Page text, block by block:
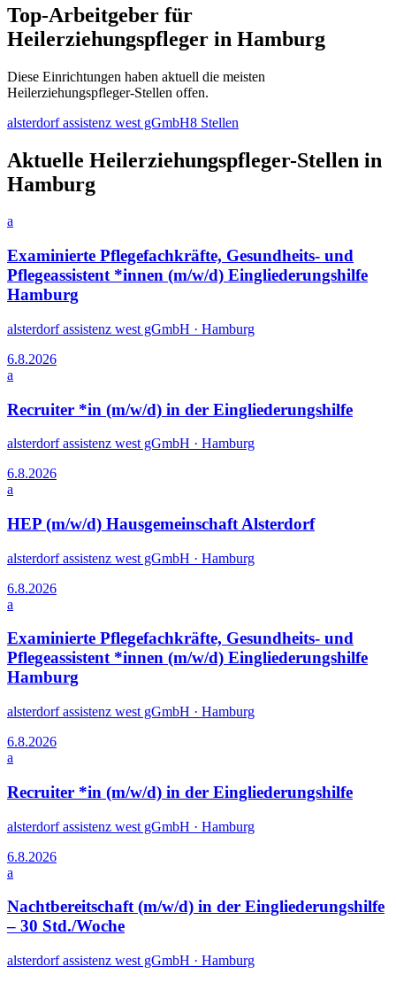
Top-Arbeitgeber für
Heilerziehungspfleger in Hamburg
Diese Einrichtungen haben aktuell die meisten
Heilerziehungspfleger-Stellen offen.
alsterdorf assistenz west gGmbH8 Stellen
Aktuelle Heilerziehungspfleger-Stellen in
Hamburg
a
Examinierte Pflegefachkräfte, Gesundheits- und
Pflegeassistent *innen (m/w/d) Eingliederungshilfe
Hamburg
alsterdorf assistenz west gGmbH · Hamburg
6.8.2026
a
Recruiter *in (m/w/d) in der Eingliederungshilfe
alsterdorf assistenz west gGmbH · Hamburg
6.8.2026
a
HEP (m/w/d) Hausgemeinschaft Alsterdorf
alsterdorf assistenz west gGmbH · Hamburg
6.8.2026
a
Examinierte Pflegefachkräfte, Gesundheits- und
Pflegeassistent *innen (m/w/d) Eingliederungshilfe
Hamburg
alsterdorf assistenz west gGmbH · Hamburg
6.8.2026
a
Recruiter *in (m/w/d) in der Eingliederungshilfe
alsterdorf assistenz west gGmbH · Hamburg
6.8.2026
a
Nachtbereitschaft (m/w/d) in der Eingliederungshilfe
– 30 Std./Woche
alsterdorf assistenz west gGmbH · Hamburg